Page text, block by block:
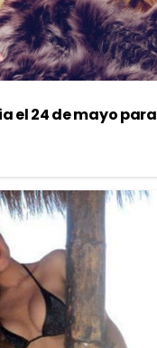
el 24 de mayo para